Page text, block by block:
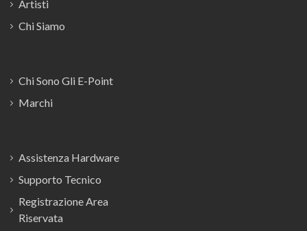
Artisti
Chi Siamo
Chi Sono Gli E-Point
Marchi
Assistenza Hardware
Supporto Tecnico
Registrazione Area
Riservata